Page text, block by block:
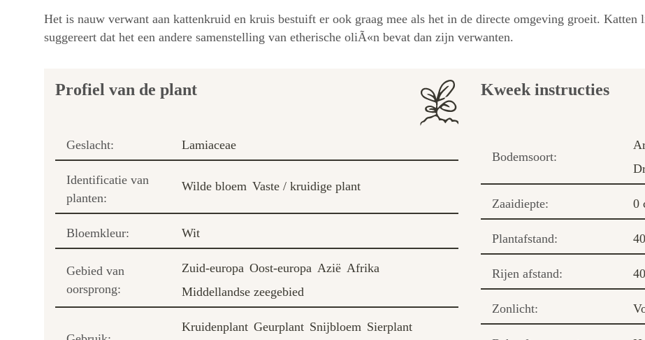
Het is nauw verwant aan kattenkruid en kruis bestuift er ook graag mee als het in de directe omgeving groeit.
suggereert dat het een andere samenstelling van etherische oliÃ«n bevat dan zijn verwanten.
Profiel van de plant
Geslacht: Lamiaceae
Identificatie van
planten:
Wilde bloem Vaste / kruidige plant
Bloemkleur: Wit
Gebied van
oorsprong:
Zuid-europa Oost-europa Azië Afrika
Middellandse zeegebied
Kruidenplant Geurplant Snijbloem Sierplant
Kweek instructies
Bodemsoort:
Zaaidiepte: 0
Plantafstand:
Rijen afstand:
Zonlicht: